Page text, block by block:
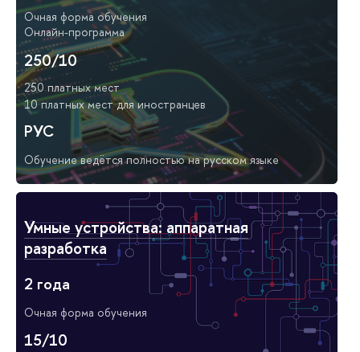
Очная форма обучения
Онлайн-программа
250/10
250 платных мест
10 платных мест для иностранцев
РУС
Обучение ведётся полностью на русском языке
Умные устройства: аппаратная
разработка
2 года
Очная форма обучения
15/10